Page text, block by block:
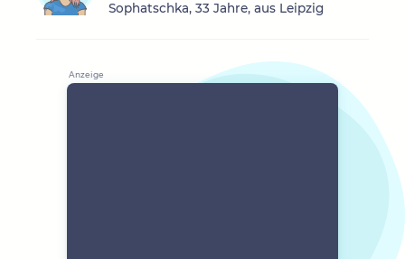
Sophatschka, 33 Jahre, aus Leipzig